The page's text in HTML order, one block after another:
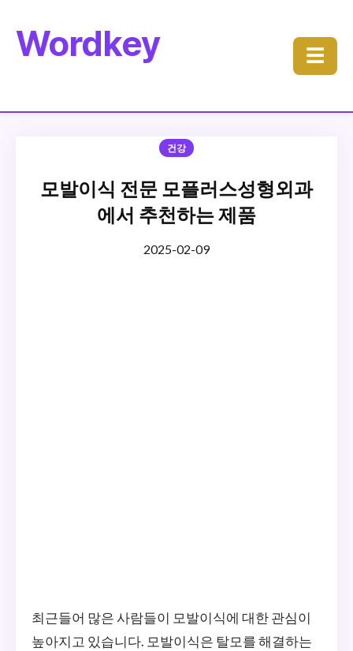
Wordkey ☰
건강
모발이식 전문 모플러스성형외과
에서 추천하는 제품
2025-02-09
최근들어 많은 사람들이 모발이식에 대한 관심이
높아지고 있습니다. 모발이식은 탈모를 해결하는